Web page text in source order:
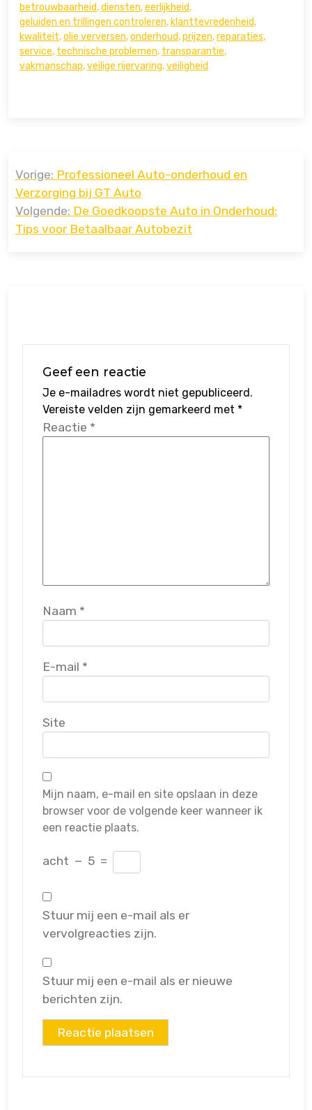
betrouwbaarheid,diensten,eerlijkheid,
geluiden en trillingen controleren, klanttevredenheid,
kwaliteit,olie verversen,onderhoud,prijzen,reparaties,
service, technische problemen, transparantie,
vakmanschap,veilige rijervaring,veiligheid
navigatie
Vorige: Professioneel Auto-onderhoud en
Verzorging bij GT Auto
Volgende: De Goedkoopste Auto in Onderhoud:
Tips voor Betaalbaar Autobezit
Geef een reactie
Je e-mailadres wordt niet gepubliceerd.
Vereiste velden zijn gemarkeerd met *
Reactie *
Naam *
E-mail *
Site
Mijn naam, e-mail en site opslaan in deze
browser voor de volgende keer wanneer ik
een reactie plaats.
acht − 5 =
Stuur mij een e-mail als er
vervolgreacties zijn.
Stuur mij een e-mail als er nieuwe
berichten zijn.